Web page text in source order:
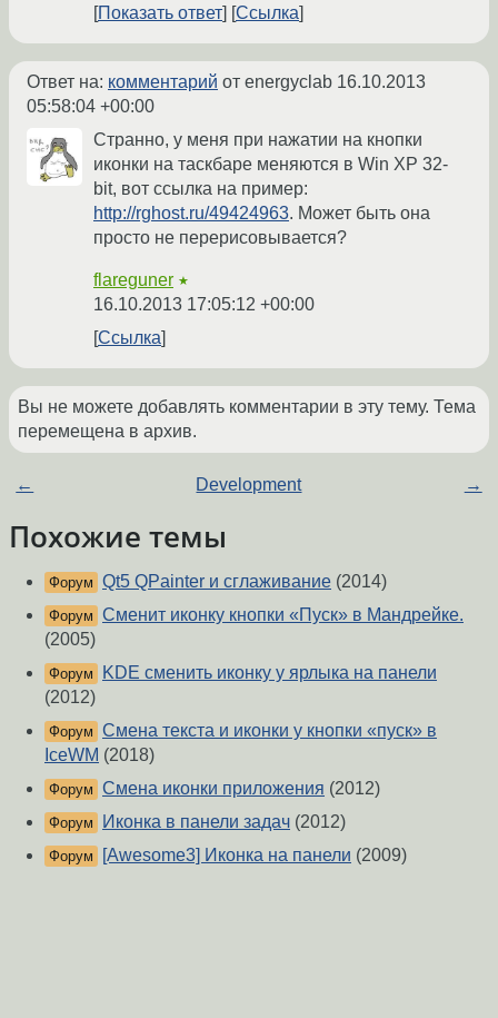
Показать ответ Ссылка
Ответ на: комментарий от energyclab 16.10.2013
05:58:04 +00:00
Странно, у меня при нажатии на кнопки
иконки на таскбаре меняются в Win XP 32-
bit, вот ссылка на пример:
http://rghost.ru/49424963. Может быть она
просто не перерисовывается?
flareguner ★
16.10.2013 17:05:12 +00:00
Ссылка
Вы не можете добавлять комментарии в эту тему. Тема
перемещена в архив.
← Development →
Похожие темы
Форум Qt5 QPainter и сглаживание (2014)
Форум Сменит иконку кнопки «Пуск» в Мандрейке.
(2005)
Форум
KDE сменить иконку у ярлыка на панели
(2012)
Форум Смена текста и иконки у кнопки «пуск» в
IceWM (2018)
Форум Смена иконки приложения (2012)
Форум Иконка в панели задач (2012)
Форум [Awesome3] Иконка на панели (2009)